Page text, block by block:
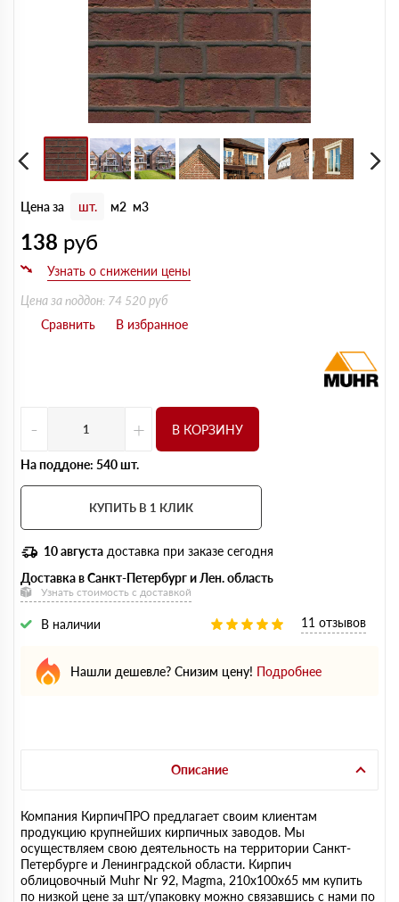
Цена за шт. м2 м3
138 руб
Цена за поддон: 74 520 руб
- + В КОРЗИНУ
На поддоне: 540 шт.
КУПИТЬ В 1 КЛИК
10 августа доставка при заказе сегодня
Доставка в Санкт-Петербург и Лен. область
Узнать стоимость с доставкой
В наличии 11 отзывов
Нашли дешевле? Снизим цену! Подробнее
Описание
Компания КирпичПРО предлагает своим клиентам
продукцию крупнейших кирпичных заводов. Мы
осуществляем свою деятельность на территории Санкт-
Петербурге и Ленинградской области. Кирпич
облицовочный Muhr Nr 92, Magma, 210х100х65 мм купить
по низкой цене за шт/упаковку можно связавшись с нами по